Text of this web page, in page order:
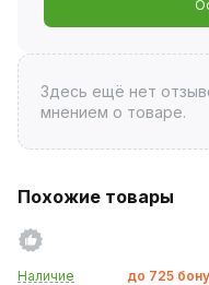
Здесь ещё нет
мнением о товаре.
Похожие товары
Наличие до 725